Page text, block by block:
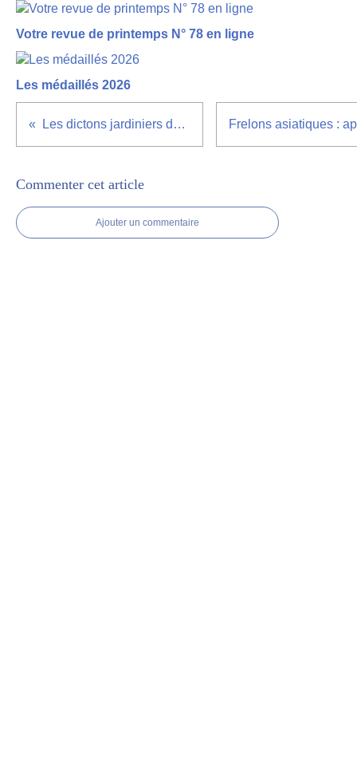
Votre revue de printemps N° 78 en ligne
Les médaillés 2026
Les dictons jardiniers de mai
Commenter cet article
Ajouter un commentaire